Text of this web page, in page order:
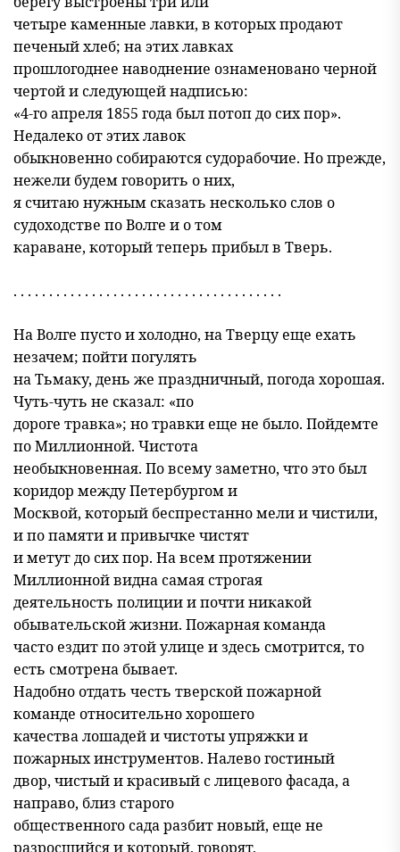
четыре каменные лавки, в которых продают
печеный хлеб; на этих лавках
прошлогоднее наводнение ознаменовано черной
чертой и следующей надписью:
«4-го апреля 1855 года был потоп до сих пор».
Недалеко от этих лавок
обыкновенно собираются судорабочие. Но прежде,
нежели будем говорить о них,
я считаю нужным сказать несколько слов о
судоходстве по Волге и о том
караване, который теперь прибыл в Тверь.
. . . . . . . . . . . . . . . . . . . . . . . . . . . . . . . . . . . . . .
На Волге пусто и холодно, на Тверцу еще ехать
незачем; пойти погулять
на Тьмаку, день же праздничный, погода хорошая.
Чуть-чуть не сказал: «по
дороге травка»; но травки еще не было. Пойдемте
по Миллионной. Чистота
необыкновенная. По всему заметно, что это был
коридор между Петербургом и
Москвой, который беспрестанно мели и чистили,
и по памяти и привычке чистят
и метут до сих пор. На всем протяжении
Миллионной видна самая строгая
деятельность полиции и почти никакой
обывательской жизни. Пожарная команда
часто ездит по этой улице и здесь смотрится, то
есть смотрена бывает.
Надобно отдать честь тверской пожарной
команде относительно хорошего
качества лошадей и чистоты упряжки и
пожарных инструментов. Налево гостиный
двор, чистый и красивый с лицевого фасада, а
направо, близ старого
общественного сада разбит новый, еще не
разросшийся и который, говорят,